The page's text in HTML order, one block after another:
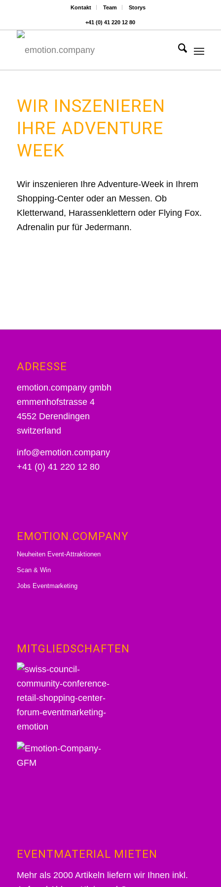
Kontakt Team Storys
+41 (0) 41 220 12 80
WIR INSZENIEREN
IHRE ADVENTURE
WEEK
Wir inszenieren Ihre Adventure-Week in Ihrem
Shopping-Center oder an Messen. Ob
Kletterwand, Harassenklettern oder Flying Fox.
Adrenalin pur für Jedermann.
ADRESSE
emotion.company gmbh
emmenhofstrasse 4
4552 Derendingen
switzerland
info@emotion.company
+41 (0) 41 220 12 80
EMOTION.COMPANY
Neuheiten Event-Attraktionen
Scan & Win
Jobs Eventmarketing
MITGLIEDSCHAFTEN
EVENTMATERIAL MIETEN
Mehr als 2000 Artikeln liefern wir Ihnen inkl.